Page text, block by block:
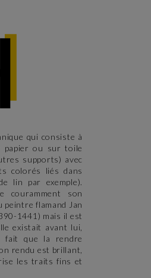
qui consiste à
papier ou sur toile
supports) avec
colorés liés dans
lin par exemple).
couramment son
peintre flamand Jan
1441) mais il est
existait avant lui,
fait que la rendre
rendu est brillant,
les traits fins et